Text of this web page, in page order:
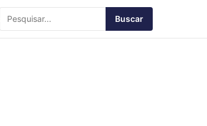
Buscar